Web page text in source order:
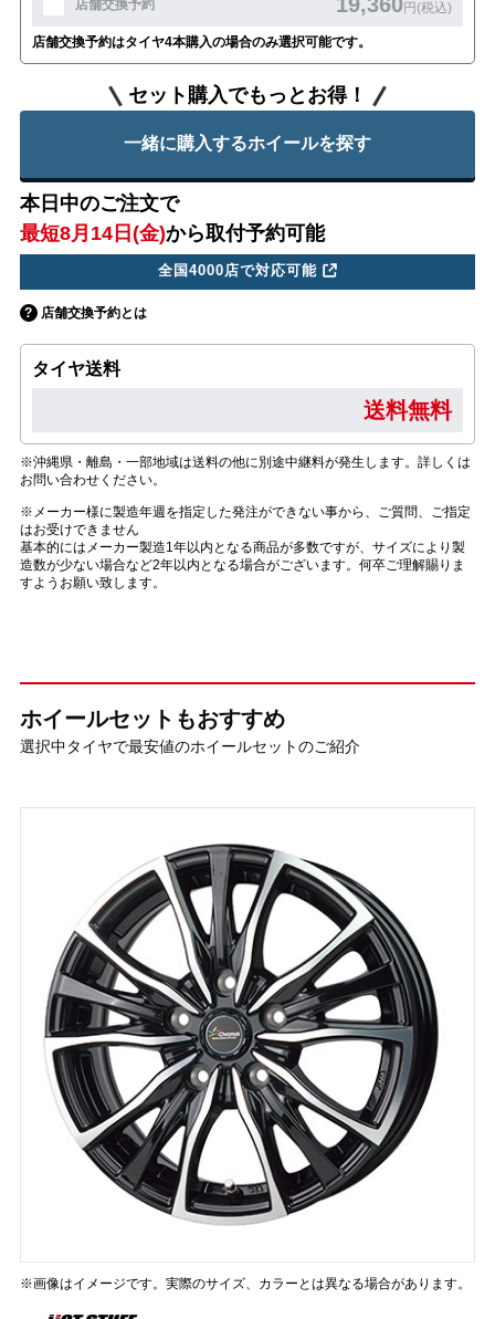
店舗交換予約 円(税込)
店舗交換予約はタイヤ4本購入の場合のみ選択可能です。
セット購入でもっとお得！
一緒に購入するホイールを探す
本日中のご注文で
最短8月14日(金)から取付予約可能
全国4000店で対応可能
店舗交換予約とは
タイヤ送料
送料無料
※沖縄県・離島・一部地域は送料の他に別途中継料が発生します。詳しくは
お問い合わせください。
※メーカー様に製造年週を指定した発注ができない事から、ご質問、ご指定
はお受けできません
基本的にはメーカー製造1年以内となる商品が多数ですが、サイズにより製
造数が少ない場合など2年以内となる場合がございます。何卒ご理解賜りま
すようお願い致します。
ホイールセットもおすすめ
選択中タイヤで最安値のホイールセットのご紹介
※画像はイメージです。実際のサイズ、カラーとは異なる場合があります。